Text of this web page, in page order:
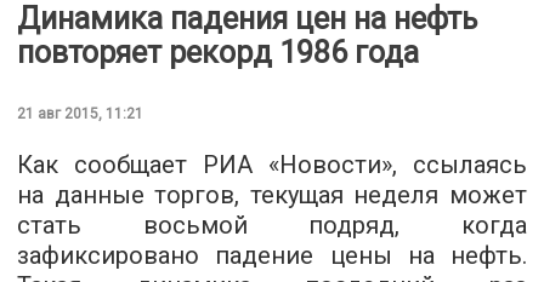
Динамика падения цен на нефть
повторяет рекорд 1986 года
21 авг 2015, 11:21
Как сообщает РИА «Новости», ссылаясь
на данные торгов, текущая неделя может
стать восьмой подряд, когда
зафиксировано падение цены на нефть.